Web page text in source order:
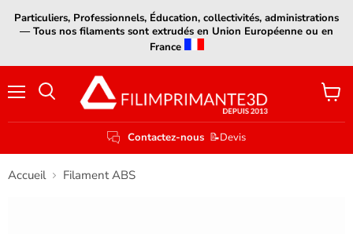
Particuliers, Professionnels, Éducation, collectivités, administrations
— Tous nos filaments sont extrudés en Union Européenne ou en
France
Contactez-nous 📝Devis
Voir
le
Accueil Filament ABS